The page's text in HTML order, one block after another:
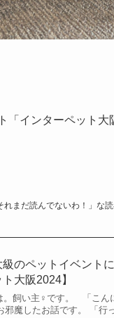
「インターペット大
れまだ読んでないわ！」な
級のペットイベント
大阪2024】
。飼い主♀です。 「こん
邪魔したお話です。 「行